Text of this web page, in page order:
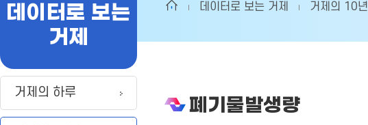
데이터로 보는
거제
거제의 하루
데이터로 보는 거제 거제의 10년
폐기물발생량